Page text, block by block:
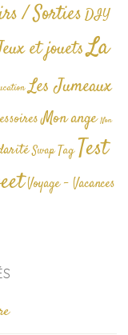
/ SortiesDIY
et jouetsLa
Les Jumeaux
Mon ange Non
Swap TagTest
Voyage - Vacances